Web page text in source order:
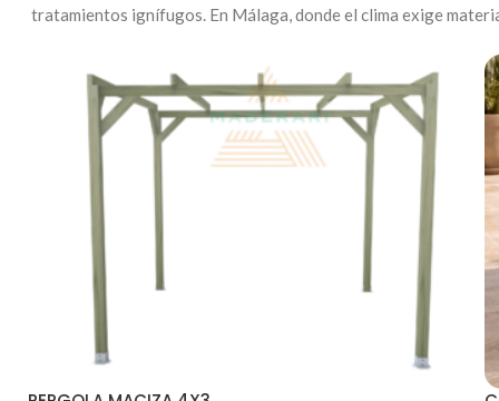
tratamientos ignífugos. En Málaga, donde el clima exige